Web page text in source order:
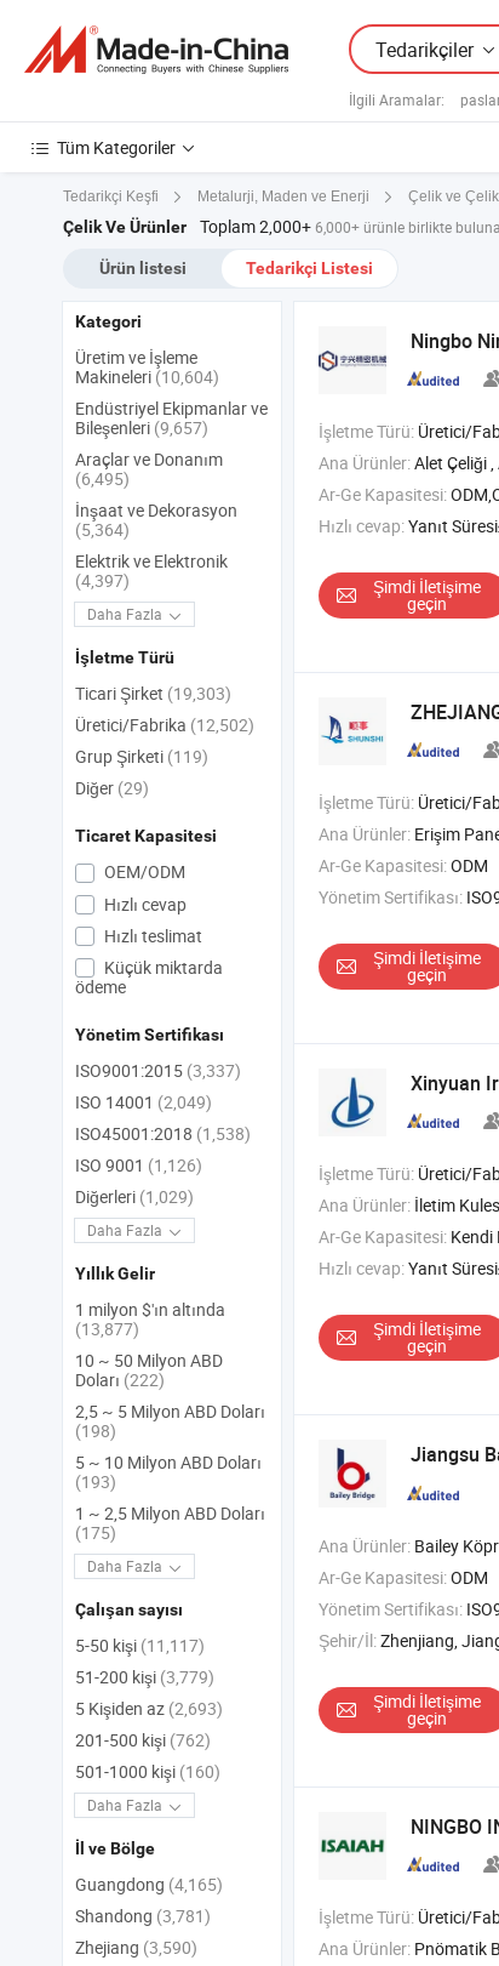
Tedarikçiler
İlgili Aramalar:
Tüm Kategoriler
Tedarikçi Keşfi Metalurji, Maden ve Enerji Çelik ve
Çelik Ve Ürünler Toplam 2,000+ 6,000+ ürünle birlikte
Ürün listesi Tedarikçi Listesi
Ningbo
İşletme Türü: Üretici/
Ana Ürünler:Alet Çeliği , Alaşım Çeliği , Kalıp
Ar-Ge Kapasitesi:
Hızlı cevap:Yanıt
Şimdi İletişime
geçin
İşletme Türü: Üretici/
Ana Ürünler: Erişim
Ar-Ge Kapasitesi:ODM
Yönetim Sertifikası:
Şimdi İletişime
geçin
Xinyuan
İşletme Türü: Üretici/
Ana Ürünler: İletim Kulesi , İletişim Kulesi ,
Ar-Ge Kapasitesi: Kendi
Hızlı cevap:Yanıt
Şimdi İletişime
geçin
Jiangsu
Ana Ürünler: Bailey Köprüsü , Çelik
Ar-Ge Kapasitesi:ODM
Yönetim Sertifikası:
Şehir/İl:Zhenjiang,
Şimdi İletişime
geçin
NINGBO
İşletme Türü: Üretici/
Ana Ürünler: Pnömatik Bağlantı; Paslanmaz
Kategori
Üretim ve İşleme
Makineleri (10,604)
Endüstriyel Ekipmanlar ve
Bileşenleri (9,657)
Araçlar ve Donanım
(6,495)
İnşaat ve Dekorasyon
(5,364)
Elektrik ve Elektronik
(4,397)
Daha Fazla
İşletme Türü
Ticari Şirket (19,303)
Üretici/Fabrika (12,502)
Grup Şirketi (119)
Diğer (29)
Ticaret Kapasitesi
OEM/ODM
Hızlı cevap
Hızlı teslimat
Küçük miktarda
ödeme
Yönetim Sertifikası
ISO9001:2015 (3,337)
ISO 14001 (2,049)
ISO45001:2018 (1,538)
ISO 9001 (1,126)
Diğerleri (1,029)
Daha Fazla
Yıllık Gelir
1 milyon $'ın altında
(13,877)
10 ~ 50 Milyon ABD
Doları (222)
2,5 ~ 5 Milyon ABD Doları
(198)
5 ~ 10 Milyon ABD Doları
(193)
1 ~ 2,5 Milyon ABD Doları
(175)
Daha Fazla
Çalışan sayısı
5-50 kişi (11,117)
51-200 kişi (3,779)
5 Kişiden az (2,693)
201-500 kişi (762)
501-1000 kişi (160)
Daha Fazla
İl ve Bölge
Guangdong (4,165)
Shandong (3,781)
Zhejiang (3,590)